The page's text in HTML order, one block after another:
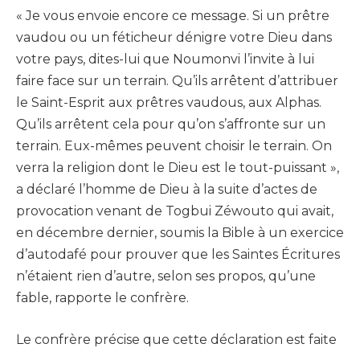
« Je vous envoie encore ce message. Si un prêtre
vaudou ou un féticheur dénigre votre Dieu dans
votre pays, dites-lui que Noumonvi l’invite à lui
faire face sur un terrain. Qu’ils arrêtent d’attribuer
le Saint-Esprit aux prêtres vaudous, aux Alphas.
Qu’ils arrêtent cela pour qu’on s’affronte sur un
terrain. Eux-mêmes peuvent choisir le terrain. On
verra la religion dont le Dieu est le tout-puissant »,
a déclaré l’homme de Dieu à la suite d’actes de
provocation venant de Togbui Zéwouto qui avait,
en décembre dernier, soumis la Bible à un exercice
d’autodafé pour prouver que les Saintes Écritures
n’étaient rien d’autre, selon ses propos, qu’une
fable, rapporte le confrère.
Le confrère précise que cette déclaration est faite